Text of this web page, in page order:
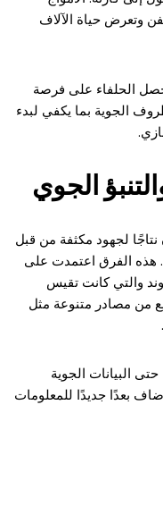
وتعرض حياة الآلاف
الحلفاء على فرصة
الجوية بما يكفي لبدء
الجوي
لجهود مكثفة من قبل
هذه الفرق اعتمدت على
والتي كانت تقيس
من مصادر متنوعة مثل
البيانات الجوية
بعدًا جديدًا للمعلومات